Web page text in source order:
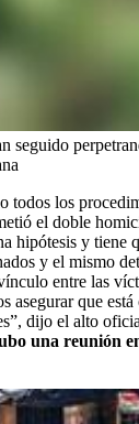
seguido
todos los
el doble
hipótesis y tiene
y el mismo
entre las
asegurar que
dijo el alto
una reunión